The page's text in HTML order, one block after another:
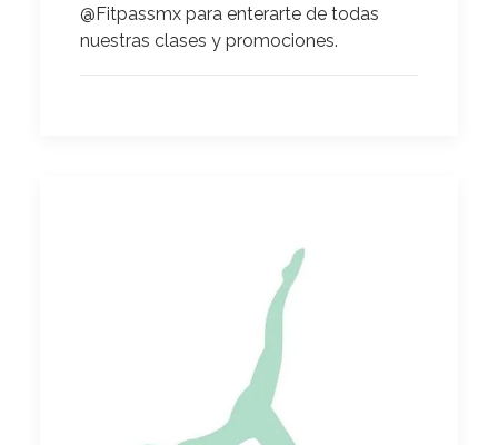
@Fitpassmx para enterarte de todas
nuestras clases y promociones.